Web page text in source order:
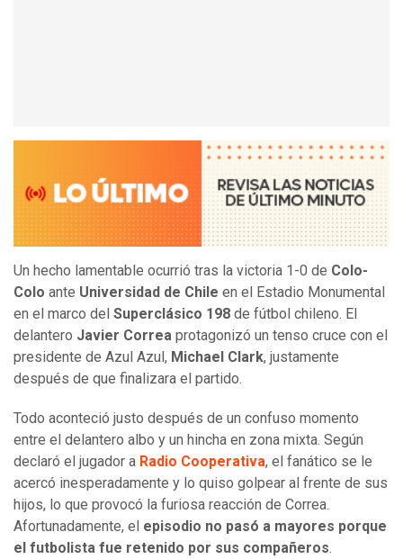
Un hecho lamentable ocurrió tras la victoria 1-0 de Colo-
Colo ante Universidad de Chile en el Estadio Monumental
en el marco del Superclásico 198 de fútbol chileno. El
delantero Javier Correa protagonizó un tenso cruce con el
presidente de Azul Azul, Michael Clark, justamente
después de que finalizara el partido.
Todo aconteció justo después de un confuso momento
entre el delantero albo y un hincha en zona mixta. Según
declaró el jugador a Radio Cooperativa, el fanático se le
acercó inesperadamente y lo quiso golpear al frente de sus
hijos, lo que provocó la furiosa reacción de Correa.
Afortunadamente, el episodio no pasó a mayores porque
el futbolista fue retenido por sus compañeros.